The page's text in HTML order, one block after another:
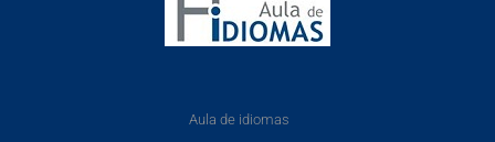
Aula de idiomas